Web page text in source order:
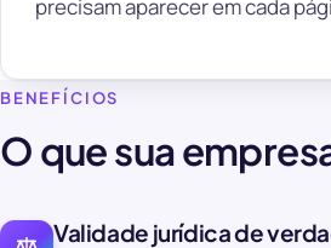
precisam aparecer em cada
BENEFÍCIOS
O que sua
Validade jurídica de